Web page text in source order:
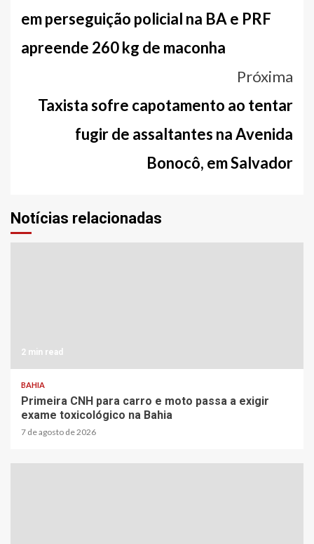
notícias
em perseguição policial na BA e PRF
apreende 260 kg de maconha
Próxima
Taxista sofre capotamento ao tentar
fugir de assaltantes na Avenida
Bonocô, em Salvador
Notícias relacionadas
2 min read
BAHIA
Primeira CNH para carro e moto passa a exigir
exame toxicológico na Bahia
7 de agosto de 2026